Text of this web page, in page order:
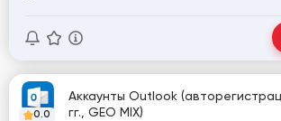
0.0
Аккаунты Outlook
гг., GEO MIX)